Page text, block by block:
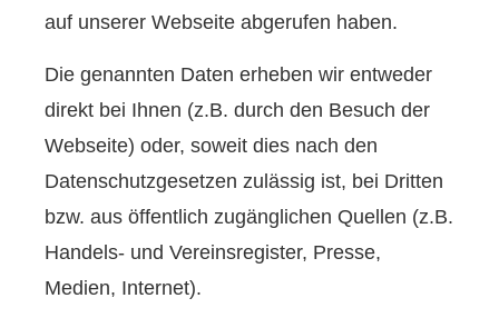
auf unserer Webseite abgerufen haben.
Die genannten Daten erheben wir entweder
direkt bei Ihnen (z.B. durch den Besuch der
Webseite) oder, soweit dies nach den
Datenschutzgesetzen zulässig ist, bei Dritten
bzw. aus öffentlich zugänglichen Quellen (z.B.
Handels- und Vereinsregister, Presse,
Medien, Internet).